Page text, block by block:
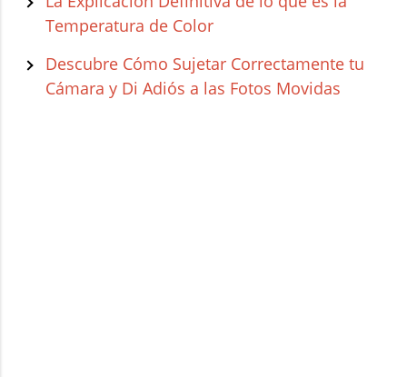
Temperatura de Color
Descubre Cómo Sujetar Correctamente tu
Cámara y Di Adiós a las Fotos Movidas